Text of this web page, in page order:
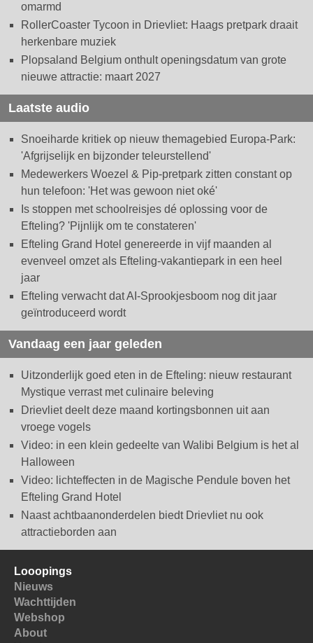
omarmd
RollerCoaster Tycoon in Drievliet: Haags pretpark draait
herkenbare muziek
Plopsaland Belgium onthult openingsdatum van grote
nieuwe attractie: maart 2027
Laatste audio
Snoeiharde kritiek op nieuw themagebied Europa-Park:
'Afgrijselijk en bijzonder teleurstellend'
Medewerkers Woezel & Pip-pretpark zitten constant op
hun telefoon: 'Het was gewoon niet oké'
Is stoppen met schoolreisjes dé oplossing voor de
Efteling? 'Pijnlijk om te constateren'
Efteling Grand Hotel genereerde in vijf maanden al
evenveel omzet als Efteling-vakantiepark in een heel
jaar
Efteling verwacht dat AI-Sprookjesboom nog dit jaar
geïntroduceerd wordt
Vandaag een jaar geleden
Uitzonderlijk goed eten in de Efteling: nieuw restaurant
Mystique verrast met culinaire beleving
Drievliet deelt deze maand kortingsbonnen uit aan
vroege vogels
Video: in een klein gedeelte van Walibi Belgium is het al
Halloween
Video: lichteffecten in de Magische Pendule boven het
Efteling Grand Hotel
Naast achtbaanonderdelen biedt Drievliet nu ook
attractieborden aan
Looopings
Nieuws
Wachttijden
Webshop
About